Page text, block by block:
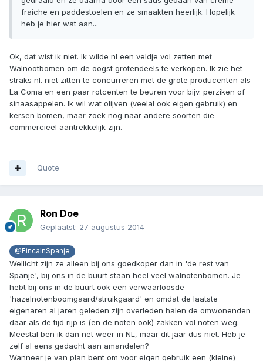
fraiche en paddestoelen en ze smaakten heerlijk. Hopelijk
heb je hier wat aan...
Ok, dat wist ik niet. Ik wilde nl een veldje vol zetten met
Walnootbomen om de oogst grotendeels te verkopen. Ik zie het
straks nl. niet zitten te concurreren met de grote producenten als
La Coma en een paar rotcenten te beuren voor bijv. perziken of
sinaasappelen. Ik wil wat olijven (veelal ook eigen gebruik) en
kersen bomen, maar zoek nog naar andere soorten die
commercieel aantrekkelijk zijn.
Quote
Ron Doe
Geplaatst: 27 augustus 2014
@FincaInSpanje
Wellicht zijn ze alleen bij ons goedkoper dan in 'de rest van
Spanje', bij ons in de buurt staan heel veel walnotenbomen. Je
hebt bij ons in de buurt ook een verwaarloosde
'hazelnotenboomgaard/struikgaard' en omdat de laatste
eigenaren al jaren geleden zijn overleden halen de omwonenden
daar als de tijd rijp is (en de noten ook) zakken vol noten weg.
Meestal ben ik dan net weer in NL, maar dit jaar dus niet. Heb je
zelf al eens gedacht aan amandelen?
Wanneer je van plan bent om voor eigen gebruik een (kleine)